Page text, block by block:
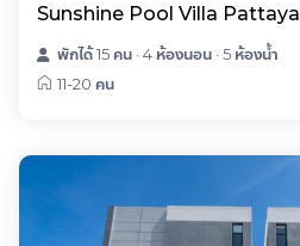
Sunshine Pool Villa Pattaya
พักได้ 15 คน · 4 ห้องนอน · 5 ห้องน้ำ
11-20 คน